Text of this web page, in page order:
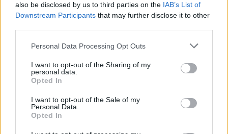
also be disclosed by us to third parties on the IAB’s List of
Downstream Participants that may further disclose it to other
Please note that this website/app uses one or more Google
not limited to your visit or usage behaviour. You may click to
grant or deny consent to Google and its third-party tags to
use your data for below specified purposes in below Google
consent section.
Personal Data Processing Opt Outs
I want to opt-out of the Sharing of my
personal data.
Opted In
I want to opt-out of the Sale of my
Personal Data.
Opted In